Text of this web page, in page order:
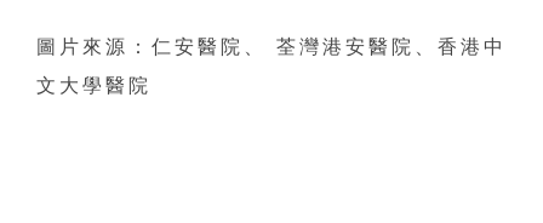
圖片來源：仁安醫院、 荃灣港安醫院、香港中
文大學醫院